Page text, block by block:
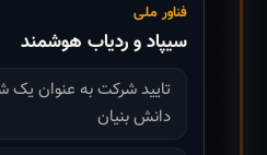
فناور ملی
سیپاد و ردیاب هوشمند
دانش بنیان